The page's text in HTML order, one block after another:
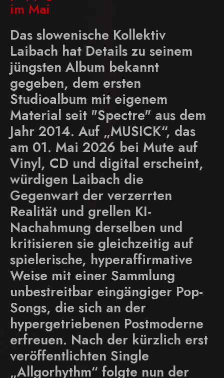
im Mai
Das slowenische Kollektiv
Laibach hat Details zu seinem
jüngsten Album bekannt
gegeben, dem ersten
Studioalbum mit eigenem
Material seit "Spectre" aus dem
Jahr 2014. Auf „MUSICK“, das
am 01. Mai 2026 bei Mute auf
Vinyl, CD und digital erscheint,
würdigen Laibach die
Gegenwart der verzerrten
Realität und grellen KI-
Nachahmung derselben und
kritisieren sie gleichzeitig auf
spielerische, hyperaffirmative
Weise mit einer Sammlung
unbestreitbar eingängiger Pop-
Songs, die sich an der
hypergetriebenen Postmoderne
erfreuen. Nach der kürzlich erst
veröffentlichten Single
„Allgorhythm“ folgte nun der